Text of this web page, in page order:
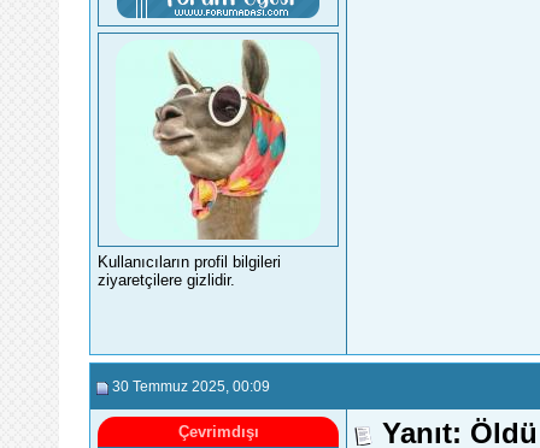
Kullanıcıların profil bilgileri
ziyaretçilere gizlidir.
30 Temmuz 2025 , 00:09
Çevrimdışı Yanıt: